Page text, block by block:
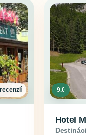
9.0
Hotel